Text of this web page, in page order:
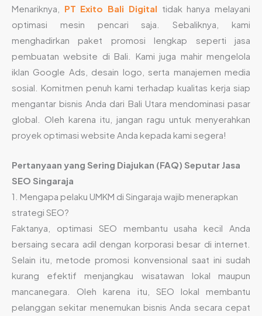
Menariknya, PT Exito Bali Digital tidak hanya melayani
optimasi mesin pencari saja. Sebaliknya, kami
menghadirkan paket promosi lengkap seperti jasa
pembuatan website di Bali. Kami juga mahir mengelola
iklan Google Ads, desain logo, serta manajemen media
sosial. Komitmen penuh kami terhadap kualitas kerja siap
mengantar bisnis Anda dari Bali Utara mendominasi pasar
global. Oleh karena itu, jangan ragu untuk menyerahkan
proyek optimasi website Anda kepada kami segera!
Pertanyaan yang Sering Diajukan (FAQ) Seputar Jasa
SEO Singaraja
1. Mengapa pelaku UMKM di Singaraja wajib menerapkan
strategi SEO?
Faktanya, optimasi SEO membantu usaha kecil Anda
bersaing secara adil dengan korporasi besar di internet.
Selain itu, metode promosi konvensional saat ini sudah
kurang efektif menjangkau wisatawan lokal maupun
mancanegara. Oleh karena itu, SEO lokal membantu
pelanggan sekitar menemukan bisnis Anda secara cepat